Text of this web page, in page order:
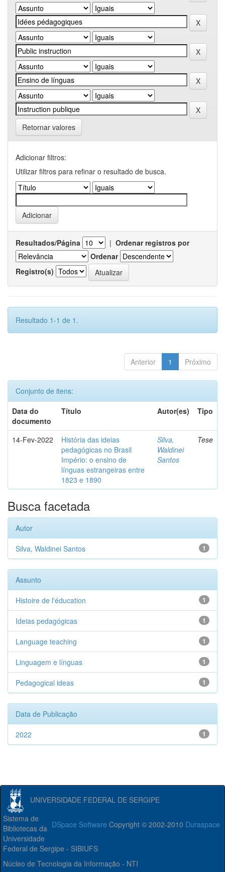
Retornar valores
Adicionar filtros:
Utilizar filtros para refinar o resultado de busca.
Resultados/Página | Ordenar registros por
Ordenar
Registro(s)
Resultado 1-1 de 1.
Anterior 1 Próximo
Conjunto de itens:
Data do
documento
Título Autor(es) Tipo
14-Fev-2022
História das ideias
pedagógicas no Brasil
Império: o ensino de
línguas estrangeiras entre
1823 e 1890
Silva,
Waldinei
Santos
Tese
Busca facetada
Autor
1
Silva, Waldinei Santos
Assunto
1
Histoire de l'éducation
1
Ideias pedagógicas
1
Language teaching
1
Linguagem e línguas
1
Pedagogical ideas
Data de Publicação
1
2022
UNIVERSIDADE FEDERAL DE SERGIPE
DSpace Software Copyright © 2002-2010 Duraspace
Sistema de
Bibliotecas da
Universidade
Federal de Sergipe - SIBIUFS
Núcleo de Tecnologia da Informação - NTI